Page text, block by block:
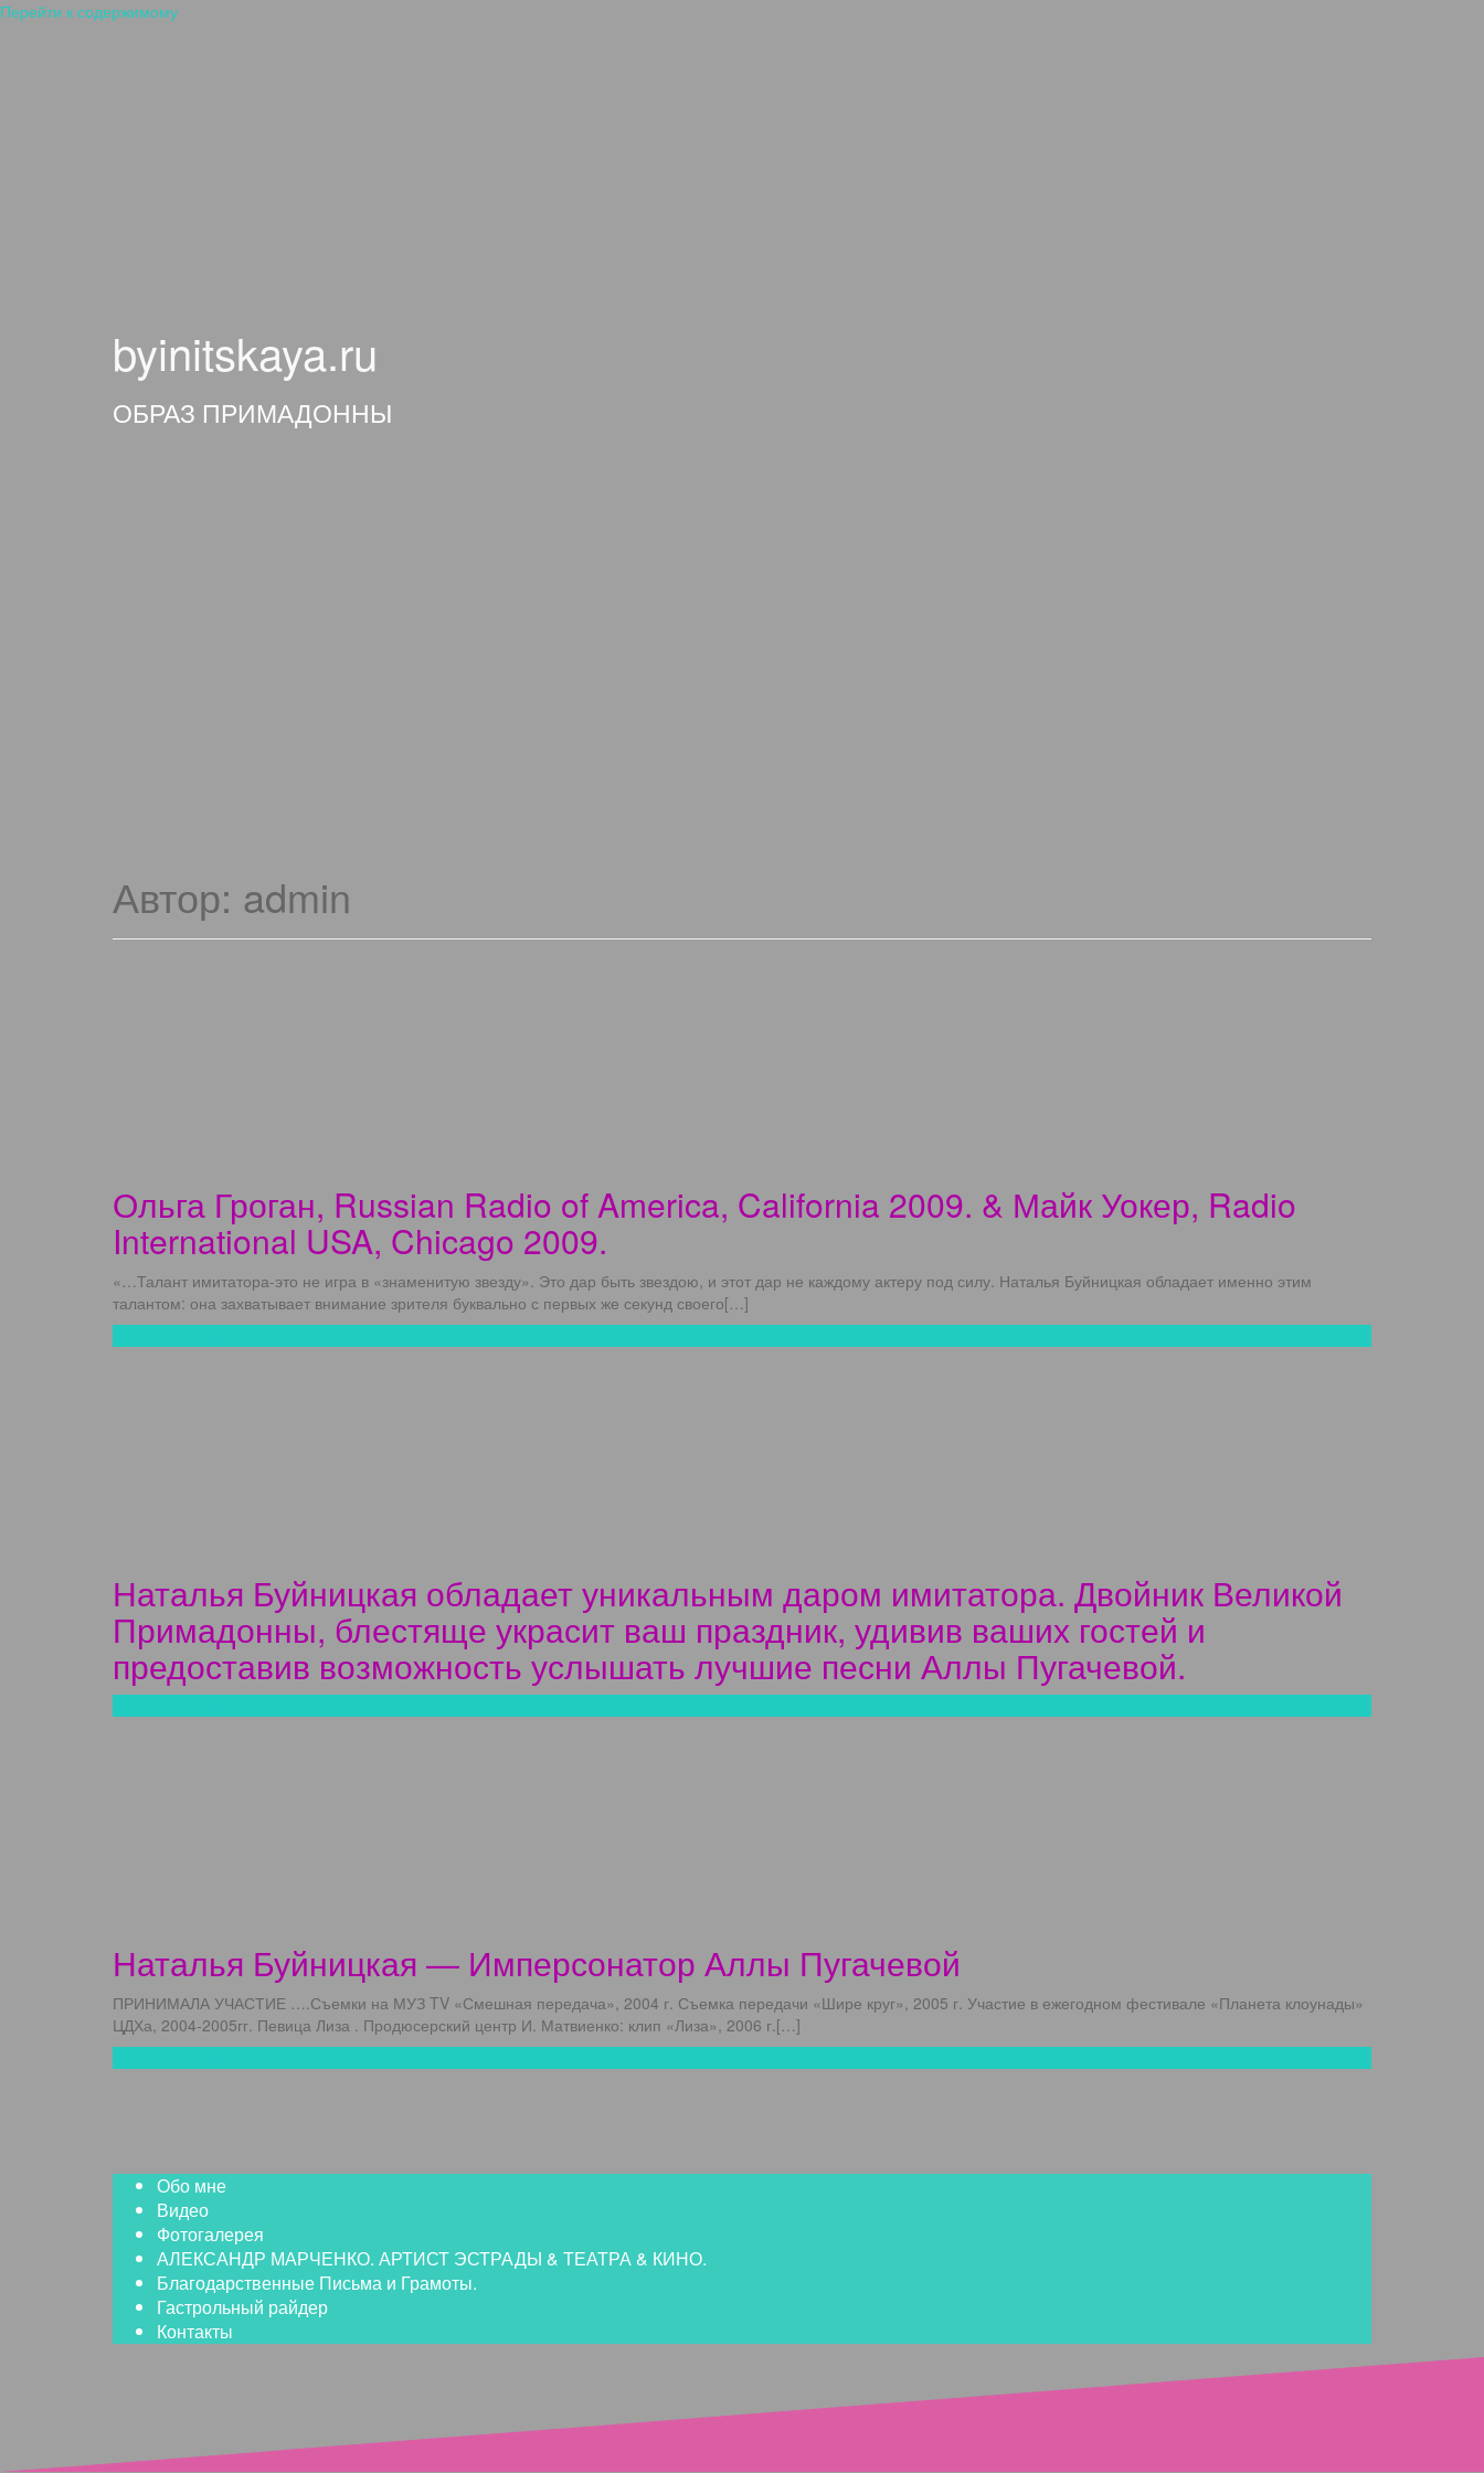
Перейти к содержимому
byinitskaya.ru
ОБРАЗ ПРИМАДОННЫ
Автор: admin
Ольга Гроган, Russian Radio of America, California 2009. & Майк Уокер, Radio
International USA, Chicago 2009.
«…Талант имитатора-это не игра в «знаменитую звезду». Это дар быть звездою, и этот дар не каждому актеру под силу. Наталья Буйницкая обладает именно этим
талантом: она захватывает внимание зрителя буквально с первых же секунд своего[…]
Наталья Буйницкая обладает уникальным даром имитатора. Двойник Великой
Примадонны, блестяще украсит ваш праздник, удивив ваших гостей и
предоставив возможность услышать лучшие песни Аллы Пугачевой.
Наталья Буйницкая — Имперсонатор Аллы Пугачевой
ПРИНИМАЛА УЧАСТИЕ ….Съемки на МУЗ TV «Смешная передача», 2004 г. Съемка передачи «Шире круг», 2005 г. Участие в ежегодном фестивале «Планета клоунады»
ЦДХа, 2004-2005гг. Певица Лиза . Продюсерский центр И. Матвиенко: клип «Лиза», 2006 г.[…]
Обо мне
Видео
Фотогалерея
АЛЕКСАНДР МАРЧЕНКО. АРТИСТ ЭСТРАДЫ & ТЕАТРА & КИНО.
Благодарственные Письма и Грамоты.
Гастрольный райдер
Контакты